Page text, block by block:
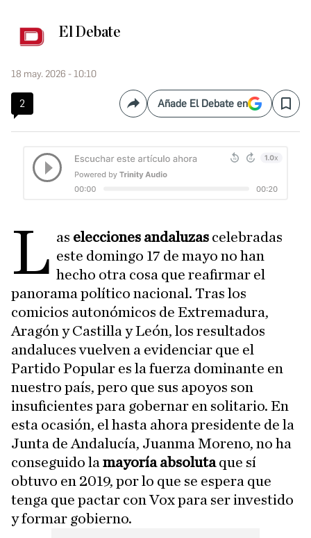
El Debate
18 may. 2026 - 10:10
2 CompartirAñade El Debate en Save
L as elecciones andaluzas celebradas
este domingo 17 de mayo no han
hecho otra cosa que reafirmar el
panorama político nacional. Tras los
comicios autonómicos de Extremadura,
Aragón y Castilla y León, los resultados
andaluces vuelven a evidenciar que el
Partido Popular es la fuerza dominante en
nuestro país, pero que sus apoyos son
insuficientes para gobernar en solitario. En
esta ocasión, el hasta ahora presidente de la
Junta de Andalucía, Juanma Moreno, no ha
conseguido la mayoría absolutaque sí
obtuvo en 2019, por lo que se espera que
tenga que pactar con Vox para ser investido
y formar gobierno.